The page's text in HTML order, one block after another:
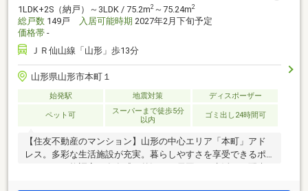
1LDK+2S（納戸）～3LDK / 75.2m2 ～75.24m2
総戸数 149戸 入居可能時期 2027年2月下旬予定
価格帯 -
ＪＲ仙山線「山形」歩13分
山形県山形市本町１
始発駅 地震対策 ディスポーザー
ペット可
スーパーまで徒歩5分
以内
ゴミ出し24時間可
【住友不動産のマンション】山形の中心エリア「本町」アド
レス。多彩な生活施設が充実。暮らしやすさを享受できるポ